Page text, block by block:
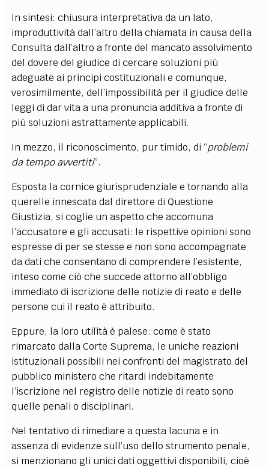
In sintesi: chiusura interpretativa da un lato,
improduttività dall’altro della chiamata in causa della
Consulta dall’altro a fronte del mancato assolvimento
del dovere del giudice di cercare soluzioni più
adeguate ai principi costituzionali e comunque,
verosimilmente, dell’impossibilità per il giudice delle
leggi di dar vita a una pronuncia additiva a fronte di
più soluzioni astrattamente applicabili.
In mezzo, il riconoscimento, pur timido, di “problemi
da tempo avvertiti”.
Esposta la cornice giurisprudenziale e tornando alla
querelle innescata dal direttore di Questione
Giustizia, si coglie un aspetto che accomuna
l’accusatore e gli accusati: le rispettive opinioni sono
espresse di per se stesse e non sono accompagnate
da dati che consentano di comprendere l’esistente,
inteso come ciò che succede attorno all’obbligo
immediato di iscrizione delle notizie di reato e delle
persone cui il reato è attribuito.
Eppure, la loro utilità è palese: come è stato
rimarcato dalla Corte Suprema, le uniche reazioni
istituzionali possibili nei confronti del magistrato del
pubblico ministero che ritardi indebitamente
l’iscrizione nel registro delle notizie di reato sono
quelle penali o disciplinari.
Nel tentativo di rimediare a questa lacuna e in
assenza di evidenze sull’uso dello strumento penale,
si menzionano gli unici dati oggettivi disponibili, cioè